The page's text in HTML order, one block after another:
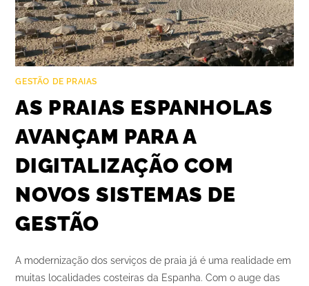
GESTÃO DE PRAIAS
AS PRAIAS ESPANHOLAS
AVANÇAM PARA A
DIGITALIZAÇÃO COM
NOVOS SISTEMAS DE
GESTÃO
A modernização dos serviços de praia já é uma realidade em
muitas localidades costeiras da Espanha. Com o auge das